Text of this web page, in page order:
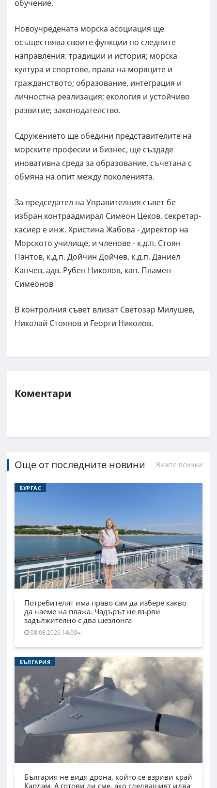
обучение.
Новоучредената морска асоциация ще
осъществява своите функции по следните
направления: традиции и история; морска
култура и спортове, права на моряците и
гражданството; образование, интеграция и
личностна реализация; екология и устойчиво
развитие; законодателство.
Сдружението ще обедини представителите на
морските професии и бизнес, ще създаде
иновативна среда за образование, съчетана с
обмяна на опит между поколенията.
За председател на Управителния съвет бе
избран контраадмирал Симеон Цеков, секретар-
касиер е инж. Христина Жабова - директор на
Морското училище, и членове - к.д.п. Стоян
Пантов, к.д.п. Дойчин Дойчев, к.д.п. Даниел
Канчев, адв. Рубен Николов, кап. Пламен
Симеонов
В контролния съвет влизат Светозар Милушев,
Николай Стоянов и Георги Николов.
Коментари
Още от последните новини Вижте всички
БУРГАС
Потребителят има право сам да избере какво
да наеме на плажа. Чадърът не върви
задължително с два шезлонга
08.08.2026 14:00ч.
БЪЛГАРИЯ
България не видя дрона, който се взриви край
Кардам. А готови ли сме, ако следващият идва